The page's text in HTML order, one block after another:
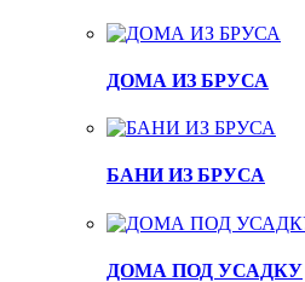
ДОМА ИЗ БРУСА
БАНИ ИЗ БРУСА
ДОМА ПОД УСАДКУ